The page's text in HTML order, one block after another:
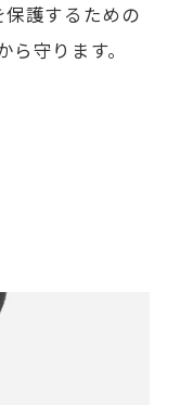
護するための
守ります。